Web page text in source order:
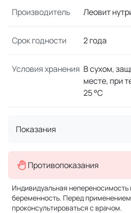
Производитель Леовит
Срок годности 2 года
Условия хранения В сухом,
месте, при
25 °C
Показания
Противопоказания
Индивидуальная непереносимость
беременность. Перед
проконсультироваться с врачом.